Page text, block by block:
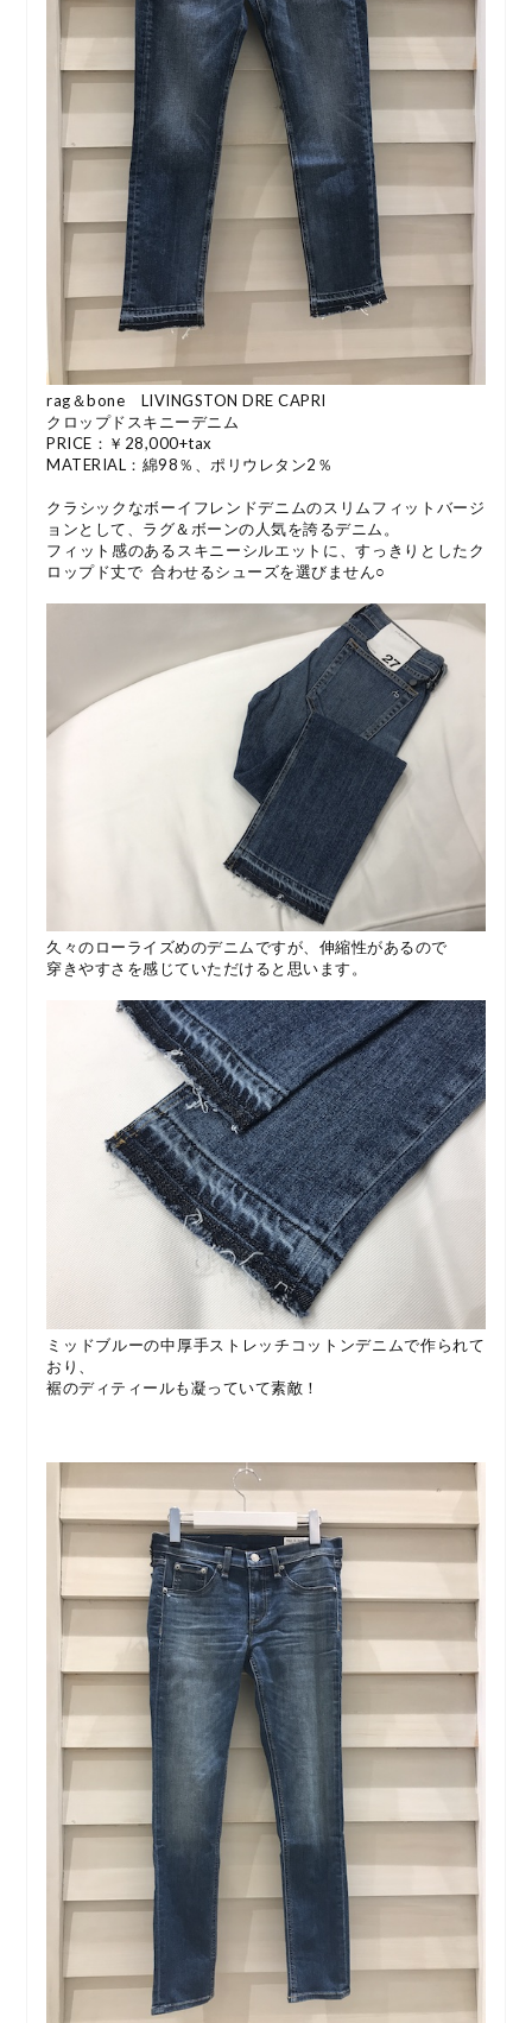
rag＆bone LIVINGSTON DRE CAPRI
クロップドスキニーデニム
PRICE：￥28,000+tax
MATERIAL：綿98％、ポリウレタン2％
クラシックなボーイフレンドデニムのスリムフィットバージ
ョンとして、ラグ＆ボーンの人気を誇るデニム。
フィット感のあるスキニーシルエットに、すっきりとしたク
ロップド丈で 合わせるシューズを選びません○
久々のローライズめのデニムですが、伸縮性があるので
穿きやすさを感じていただけると思います。
ミッドブルーの中厚手ストレッチコットンデニムで作られて
おり、
裾のディティールも凝っていて素敵！